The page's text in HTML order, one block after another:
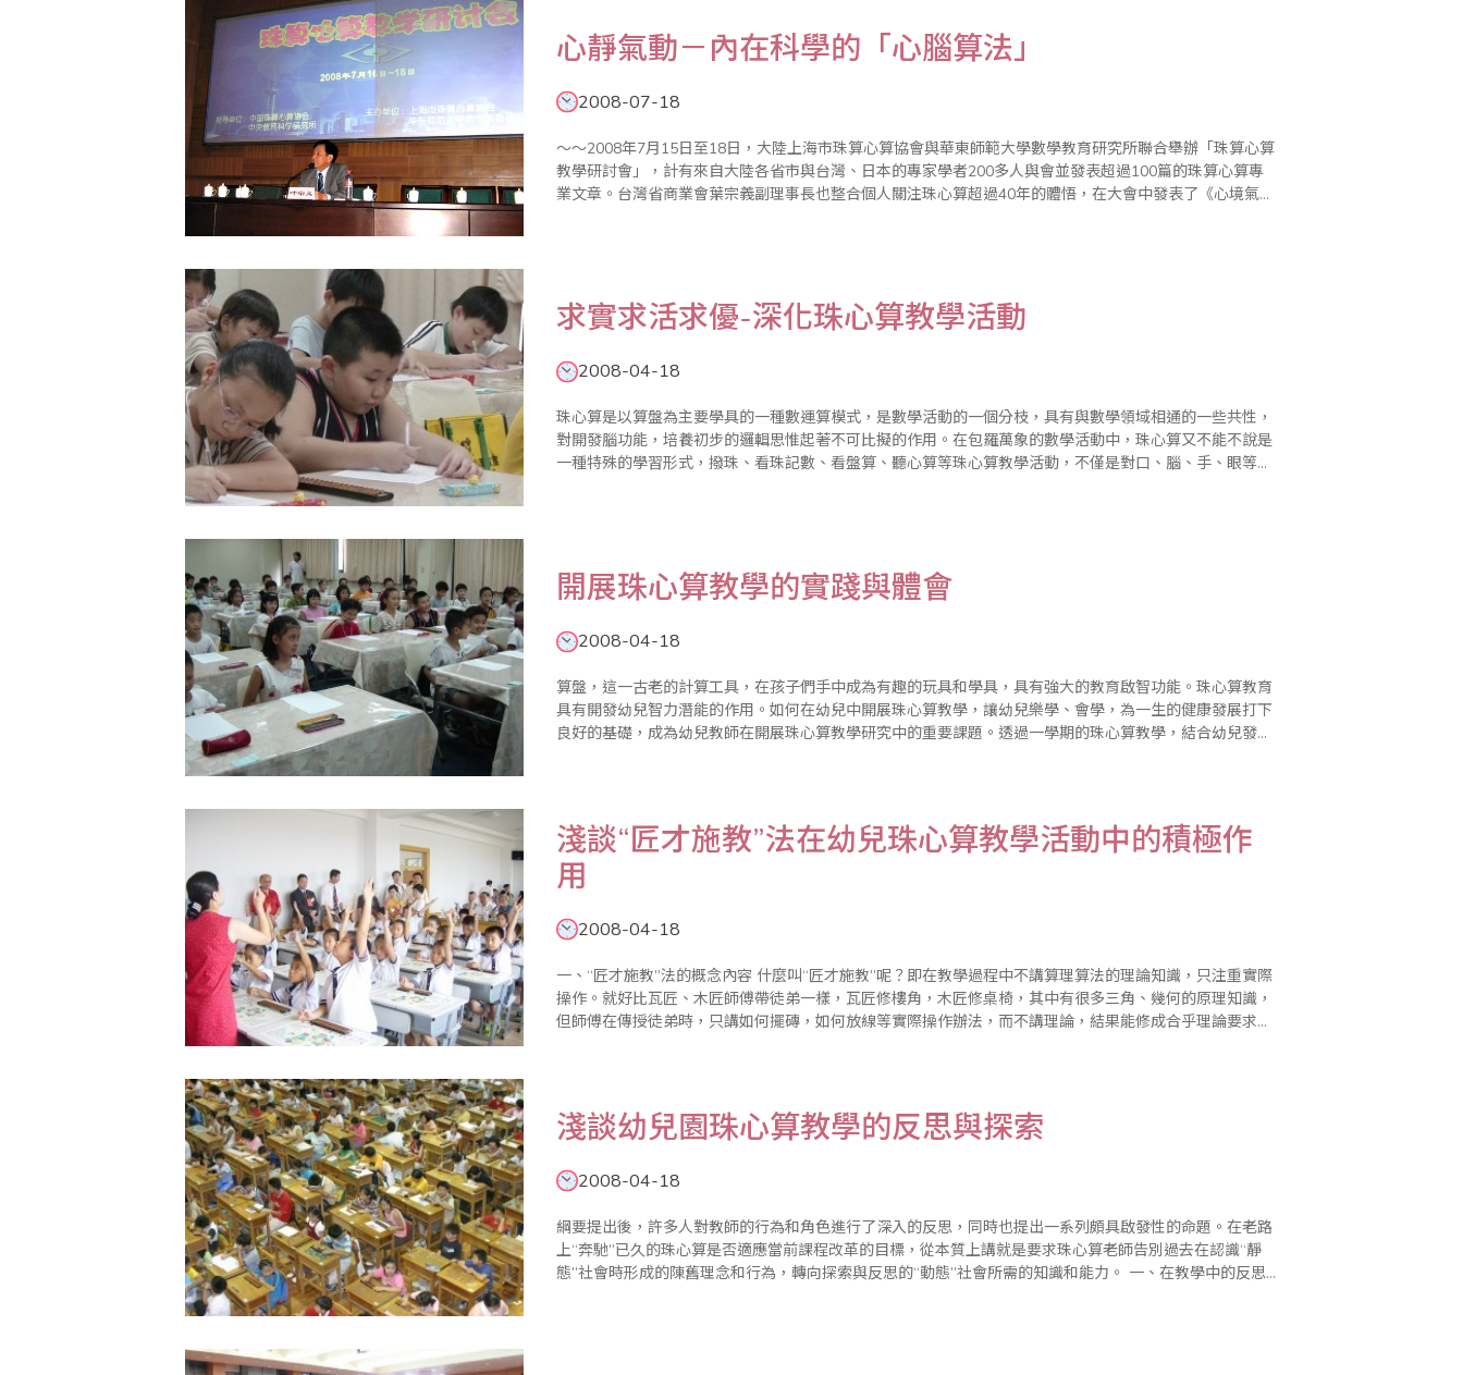
心靜氣動－內在科學的「心腦算法」
2008-07-18
～～2008年7月15日至18日，大陸上海市珠算心算協會與華東師範大學數學教育研究所聯合舉辦「珠算心算
教學研討會」，計有來自大陸各省市與台灣、日本的專家學者200多人與會並發表超過100篇的珠算心算專
業文章。台灣省商業會葉宗義副理事長也整合個人關注珠心算超過40年的體悟，在大會中發表了《心境氣動
求實求活求優-深化珠心算教學活動
2008-04-18
珠心算是以算盤為主要學具的一種數運算模式，是數學活動的一個分枝，具有與數學領域相通的一些共性，
對開發腦功能，培養初步的邏輯思惟起著不可比擬的作用。在包羅萬象的數學活動中，珠心算又不能不說是
一種特殊的學習形式，撥珠、看珠記數、看盤算、聽心算等珠心算教學活動，不僅是對口、腦、手、眼等多
開展珠心算教學的實踐與體會
2008-04-18
算盤，這一古老的計算工具，在孩子們手中成為有趣的玩具和學具，具有強大的教育啟智功能。珠心算教育
具有開發幼兒智力潛能的作用。如何在幼兒中開展珠心算教學，讓幼兒樂學、會學，為一生的健康發展打下
良好的基礎，成為幼兒教師在開展珠心算教學研究中的重要課題。透過一學期的珠心算教學，結合幼兒發展
淺談“匠才施教”法在幼兒珠心算教學活動中的積極作
用
2008-04-18
一、“匠才施教”法的概念內容 什麼叫“匠才施教”呢？即在教學過程中不講算理算法的理論知識，只注重實際
操作。就好比瓦匠、木匠師傅帶徒弟一樣，瓦匠修樓角，木匠修桌椅，其中有很多三角、幾何的原理知識，
但師傅在傳授徒弟時，只講如何擺磚，如何放線等實際操作辦法，而不講理論，結果能修成合乎理論要求的
淺談幼兒園珠心算教學的反思與探索
2008-04-18
綱要提出後，許多人對教師的行為和角色進行了深入的反思，同時也提出一系列頗具啟發性的命題。在老路
上“奔馳”已久的珠心算是否適應當前課程改革的目標，從本質上講就是要求珠心算老師告別過去在認識“靜
態”社會時形成的陳舊理念和行為，轉向探索與反思的“動態”社會所需的知識和能力。 一、在教學中的反思